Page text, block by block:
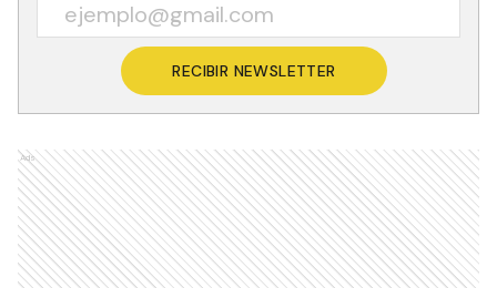
RECIBIR NEWSLETTER
Ads